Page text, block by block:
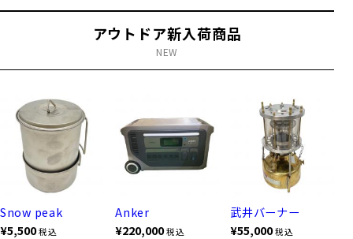
アウトドア新入荷商品
NEW
Snow peak
¥5,500税込
Anker
¥220,000税込
武井バーナー
¥55,000税込